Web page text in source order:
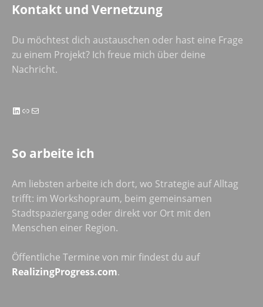
Kontakt und Vernetzung
Du möchtest dich austauschen oder hast eine Frage
zu einem Projekt? Ich freue mich über deine
Nachricht.
LinkedIn
LinkE-Mail
So arbeite ich
Am liebsten arbeite ich dort, wo Strategie auf Alltag
trifft: im Workshopraum, beim gemeinsamen
Stadtspaziergang oder direkt vor Ort mit den
Menschen einer Region.
Öffentliche Termine von mir findest du auf
RealizingProgress.com.